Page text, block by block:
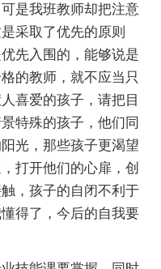
是我班教师却把注意
采取了优先的原则
先入围的，能够说是
的教师，就不应当只
喜爱的孩子，请把目
特殊的孩子，他们同
光，那些孩子更渴望
打开他们的心扉，创
，孩子的自闭不利于
得了，今后的自我要